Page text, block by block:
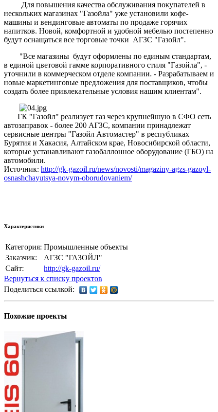
Для повышения качества обслуживания покупателей в
нескольких магазинах "Газойла" уже установили кофе-
машины и вендинговые автоматы по продаже горячих
напитков. Новой, комфортной и удобной мебелью постепенно
будут оснащаться все торговые точки АГЗС "Газойл".
"Все магазины будут оформлены по единым стандартам,
в единой цветовой гамме корпоративного стиля "Газойла", -
уточнили в коммерческом отделе компании. - Разрабатываем и
новые маркетинговые предложения для поставщиков, чтобы
создать более привлекательные условия нашим клиентам".
ГК "Газойл" реализует газ через крупнейшую в СФО сеть
автозаправок - более 200 АГЗС, компании принадлежат
сервисные центры "Газойл Автомастер" в республиках
Бурятия и Хакасия, Алтайском крае, Новосибирской области,
которые устанавливают газобаллонное оборудование (ГБО) на
автомобили.
Источник: http://gk-gazoil.ru/news/novosti/magaziny-agzs-gazoyl-
osnashchayutsya-novym-oborudovaniem/
Характеристики
Категория: Промышленные объекты
Заказчик:
АГЗС "ГАЗОЙЛ"
Сайт:
http://gk-gazoil.ru/
Вернуться к списку проектов
Поделиться ссылкой:
Похожие проекты